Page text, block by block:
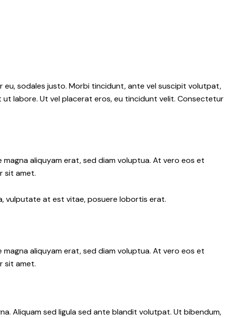
eu, sodales justo. Morbi tincidunt, ante vel suscipit volutpat,
labore. Ut vel placerat eros, eu tincidunt velit. Consectetur
aliquyam erat, sed diam voluptua. At vero eos et
sit amet.
vulputate at est vitae, posuere lobortis erat.
aliquyam erat, sed diam voluptua. At vero eos et
sit amet.
Aliquam sed ligula sed ante blandit volutpat. Ut bibendum,